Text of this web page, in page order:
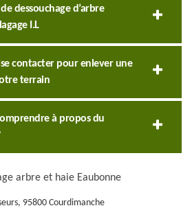
dessouchage d’arbre
I.L
contacter pour enlever une
terrain
à propos du
arbre et haie Eaubonne
95800 Courdimanche